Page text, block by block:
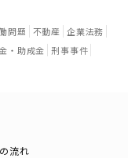
問題 不動産 企業法務
・助成金 刑事事件
流れ